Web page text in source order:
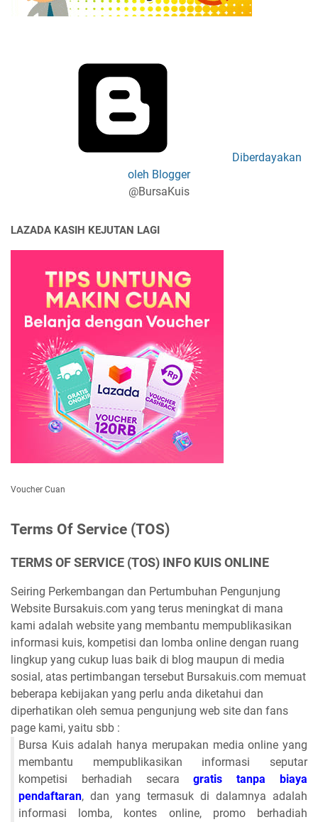
Diberdayakan
oleh Blogger
@BursaKuis
LAZADA KASIH KEJUTAN LAGI
Voucher Cuan
Terms Of Service (TOS)
TERMS OF SERVICE (TOS) INFO KUIS ONLINE
Seiring Perkembangan dan Pertumbuhan Pengunjung
Website Bursakuis.com yang terus meningkat di mana
kami adalah website yang membantu mempublikasikan
informasi kuis, kompetisi dan lomba online dengan ruang
lingkup yang cukup luas baik di blog maupun di media
sosial, atas pertimbangan tersebut Bursakuis.com memuat
beberapa kebijakan yang perlu anda diketahui dan
diperhatikan oleh semua pengunjung web site dan fans
page kami, yaitu sbb :
Bursa Kuis adalah hanya merupakan media online yang
membantu mempublikasikan informasi seputar
kompetisi berhadiah secaragratis tanpa biaya
pendaftaran, dan yang termasuk di dalamnya adalah
informasi lomba, kontes online, promo berhadiah